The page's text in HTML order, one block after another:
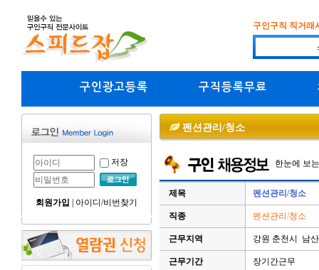
구인구직 직거래
구인광고등록 구직등록무료
저장
회원가입 아이디/비번찾기
펜션관리/청소
한눈에 보
제목 펜션관리/청소
직종 펜션관리/청소
근무지역 강원 춘천시 남
근무기간 장기간근무